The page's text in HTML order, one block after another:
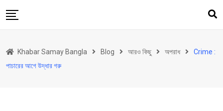
to
উত্তরবঙ্গ
Khabar Samay Bangla Blog আরও কিছু অপরাধ
Crime :
পাচারের আগে উদ্ধার গরু